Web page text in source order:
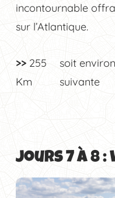
incontournable
sur l’Atlantique.
>> 255
Km
soit environ
suivante
Jours 7 à 8